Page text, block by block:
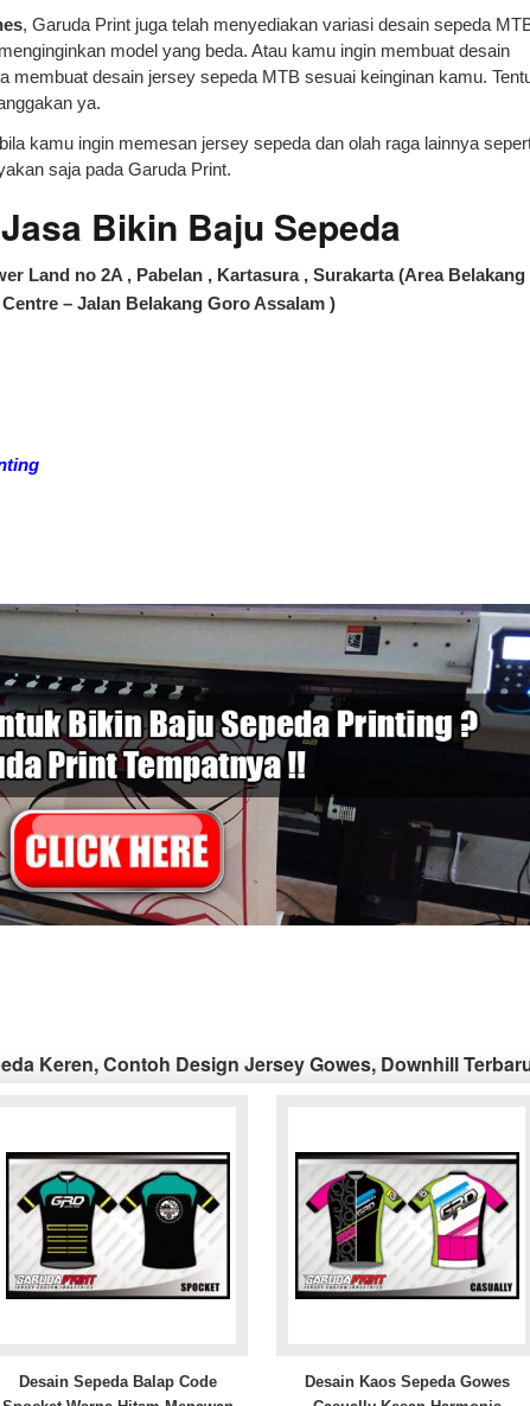
, Garuda Print juga telah menyediakan variasi desain sepeda
model yang beda. Atau kamu ingin membuat desain
membuat desain jersey sepeda MTB sesuai keinginan kamu.
ya.
kamu ingin memesan jersey sepeda dan olah raga lainnya
saja pada Garuda Print.
Bikin Baju Sepeda
Land no 2A , Pabelan , Kartasura , Surakarta (Area Belakang
– Jalan Belakang Goro Assalam )
Keren, Contoh Design Jersey Gowes, Downhill
Desain Sepeda Balap Code
Desain Kaos Sepeda Gowes